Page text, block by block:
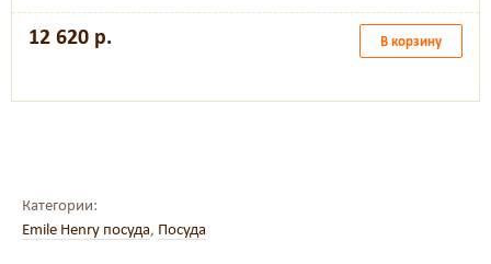
12 620 р. В корзину
Категории:
Emile Henry посуда, Посуда